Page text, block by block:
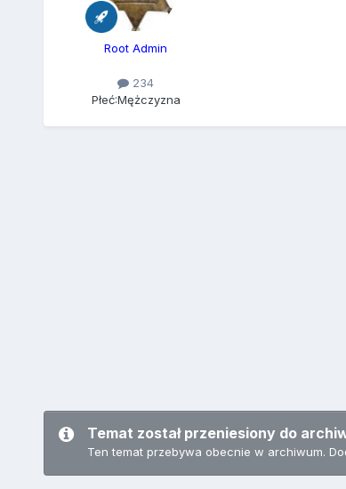
Root Admin
234
Płeć:Mężczyzna
Temat został przeniesiony do
Ten temat przebywa obecnie w archiwum.